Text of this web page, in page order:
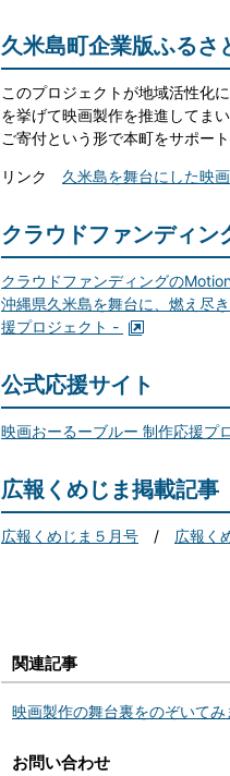
久米島町企業版ふる
このプロジェクトが地域活性化
を挙げて映画製作を推進してま
ご寄付という形で本町をサポー
リンク 久米島を舞台にした映
クラウドファンディン
クラウドファンディングの
沖縄県久米島を舞台に、燃え尽
援プロジェクト -
公式応援サイト
映画おーるーブルー 制作応援プ
広報くめじま掲載記事
広報くめじま５月号 / 広報く
関連記事
映画製作の舞台裏をのぞいてみ
お問い合わせ